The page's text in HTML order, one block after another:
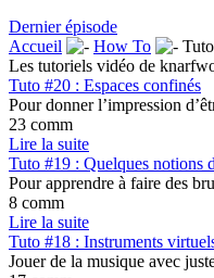
Dernier épisode
Accueil
How To
Les tutoriels vidéo de
Tuto #20 : Espaces confinés
Pour donner l’impression
23 comm
Lire la suite
Tuto #19 : Quelques notions
Pour apprendre à faire des
8 comm
Lire la suite
Tuto #18 : Instruments
Jouer de la musique avec